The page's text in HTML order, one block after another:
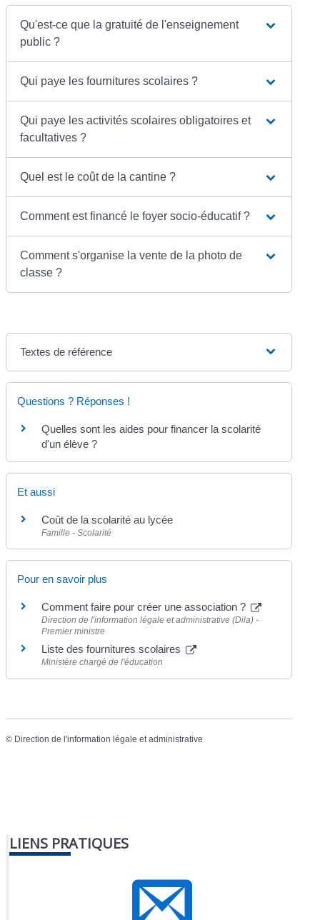
Qu'est-ce que la gratuité de l'enseignement
public ?
Qui paye les fournitures scolaires ?
Qui paye les activités scolaires obligatoires et
facultatives ?
Quel est le coût de la cantine ?
Comment est financé le foyer socio-éducatif ?
Comment s'organise la vente de la photo de
classe ?
Textes de référence
Questions ? Réponses !
Quelles sont les aides pour financer la scolarité
d'un élève ?
Et aussi
Coût de la scolarité au lycée
Famille - Scolarité
Pour en savoir plus
Comment faire pour créer une association ?
Direction de l'information légale et administrative (Dila) -
Premier ministre
Liste des fournitures scolaires
Ministère chargé de l'éducation
© Direction de l'information légale et administrative
LIENS PRATIQUES